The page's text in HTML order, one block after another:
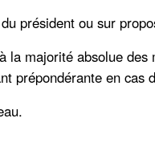
président ou sur
majorité absolue
prépondérante en cas